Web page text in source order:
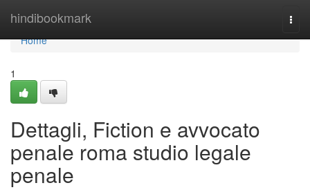
hindibookmark
Home
Home
1
Dettagli, Fiction e avvocato
penale roma studio legale
penale